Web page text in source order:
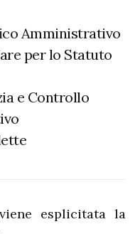
Amministrativo
per lo Statuto
e Controllo
esplicitata la